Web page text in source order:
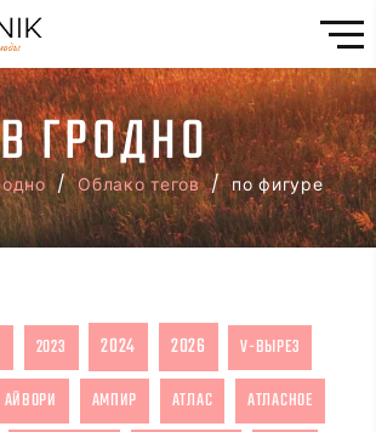
В ГРОДНО
/Облако тегов/ по фигуре
2023 2024 2026 V-ВЫРЕЗ
АЙВОРИ АМПИР АТЛАС АТЛАСНОЕ